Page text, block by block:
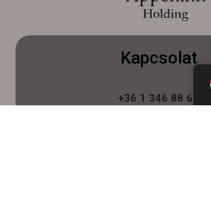
Kapcsolat
+36 1 346 88 69